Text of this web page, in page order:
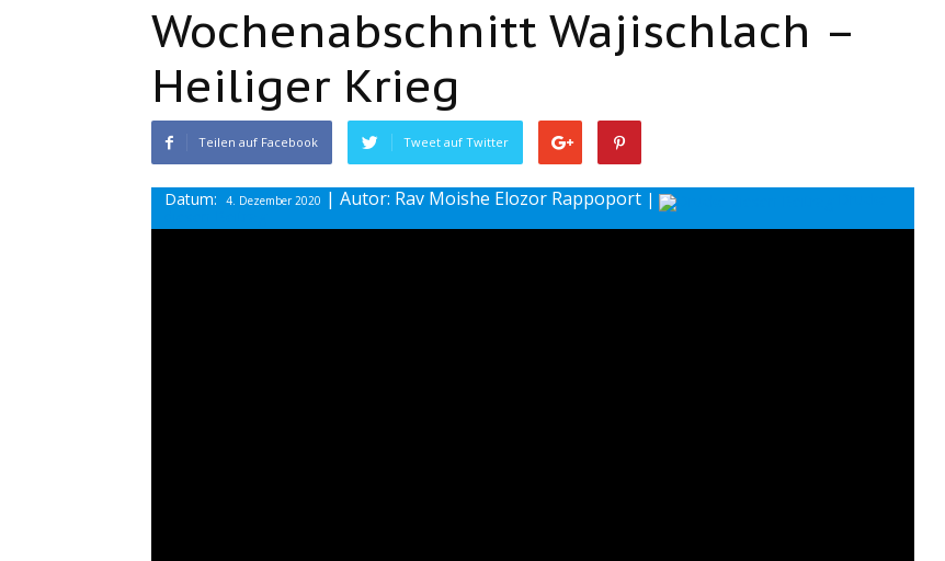
Wochenabschnitt Wajischlach –
Heiliger Krieg
Teilen auf Facebook Tweet auf Twitter
Datum: 4. Dezember 2020 | Autor: Rav Moishe Elozor Rappoport |